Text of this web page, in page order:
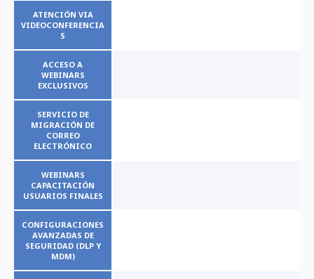
ATENCIÓN VIA
VIDEOCONFERENCIA
S
ACCESO A
WEBINARS
EXCLUSIVOS
SERVICIO DE
MIGRACIÓN DE
CORREO
ELECTRÓNICO
WEBINARS
CAPACITACIÓN
USUARIOS FINALES
CONFIGURACIONES
AVANZADAS DE
SEGURIDAD (DLP Y
MDM)